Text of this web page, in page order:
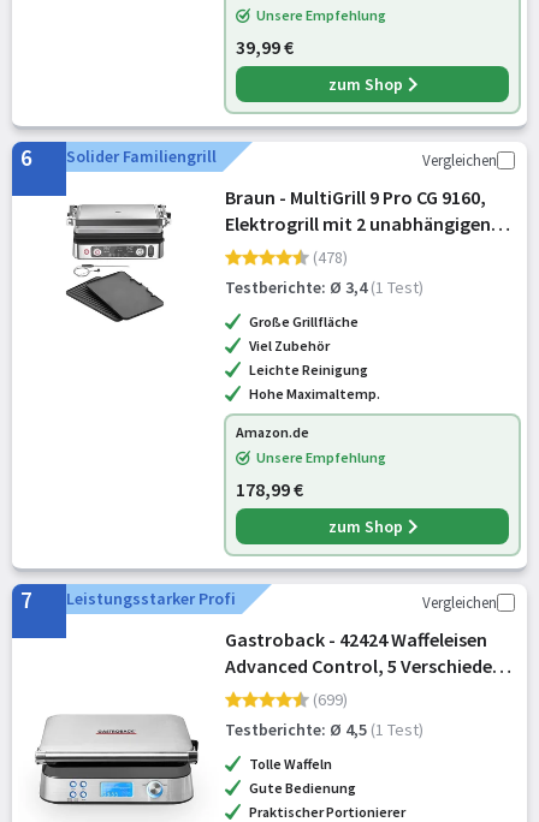
Unsere Empfehlung
39,99 €
zum Shop
6 Solider Familiengrill Vergleichen
Braun - MultiGrill 9 Pro CG 9160,
Elektrogrill mit 2 unabhängigen
Thermostaten, 3 Kochpositionen,
spülmaschinenfeste Platten,
integrierte Thermosonde, 2200 W,
(478)
Testberichte: Ø 3,4 (1 Test)
Große Grillfläche
Viel Zubehör
Leichte Reinigung
Hohe Maximaltemp.
Amazon.de
Unsere Empfehlung
178,99 €
zum Shop
7 Leistungsstarker Profi Vergleichen
Gastroback - 42424 Waffeleisen
Advanced Control, 5 Verschiedene
Programme, 7 Bräunungsstufen,
Steuerung über LCD–Display, 1.600
(699)
Testberichte: Ø 4,5 (1 Test)
Tolle Waffeln
Gute Bedienung
Praktischer Portionierer